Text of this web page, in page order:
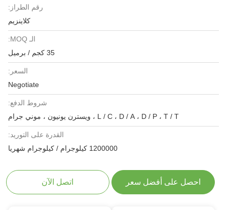
رقم الطراز:
كلاينزيم
الـ MOQ:
35 كجم / برميل
السعر:
Negotiate
شروط الدفع:
L / C ، D / A ، D / P ، T / T ، ويسترن يونيون ، موني جرام
القدرة على التوريد:
1200000 كيلوجرام / كيلوجرام شهريا
احصل على أفضل سعر اتصل الآن